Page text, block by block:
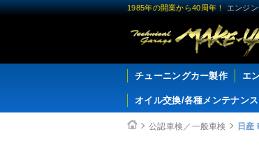
1985年の開業から40周年！エンジン
チューニングカー製作 エ
オイル交換/各種メンテナンス
公認車検／一般車検 日産